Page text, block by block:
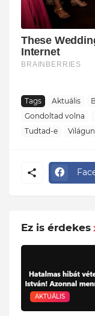
Tags Aktuális
Gondoltad volna
Tudtad-e
Ez is érdekes
AKTUÁLIS